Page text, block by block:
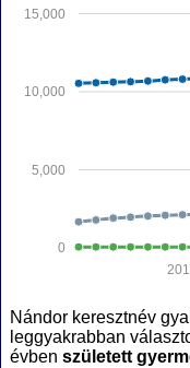
0
5,000
10,000
15,000
Nándor keresztnév
leggyakrabban
évben született